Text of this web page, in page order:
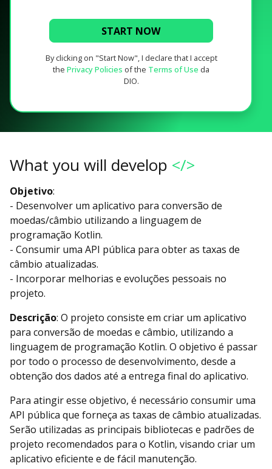
START NOW
By clicking on "Start Now", I declare that I accept
the Privacy Policies of the Terms of Use da
DIO.
What you will develop </>
Objetivo:
- Desenvolver um aplicativo para conversão de
moedas/câmbio utilizando a linguagem de
programação Kotlin.
- Consumir uma API pública para obter as taxas de
câmbio atualizadas.
- Incorporar melhorias e evoluções pessoais no
projeto.
Descrição: O projeto consiste em criar um aplicativo
para conversão de moedas e câmbio, utilizando a
linguagem de programação Kotlin. O objetivo é passar
por todo o processo de desenvolvimento, desde a
obtenção dos dados até a entrega final do aplicativo.
Para atingir esse objetivo, é necessário consumir uma
API pública que forneça as taxas de câmbio atualizadas.
Serão utilizadas as principais bibliotecas e padrões de
projeto recomendados para o Kotlin, visando criar um
aplicativo eficiente e de fácil manutenção.